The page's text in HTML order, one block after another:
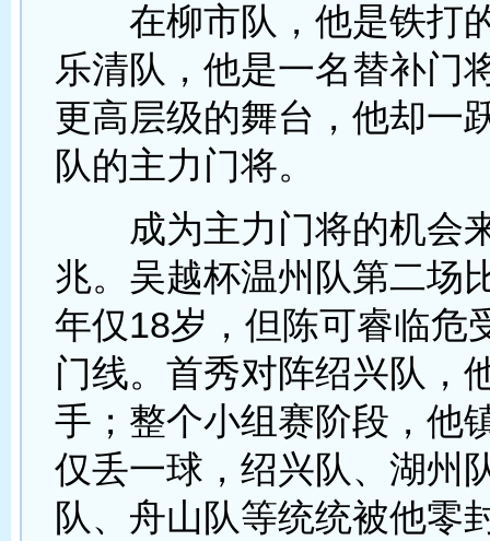
在柳市队，他是铁打
乐清队，他是一名替补门
更高层级的舞台，他却一
队的主力门将。
成为主力门将的机会
兆。吴越杯温州队第二场
年仅18岁，但陈可睿临危
门线。首秀对阵绍兴队，
手；整个小组赛阶段，他
仅丢一球，绍兴队、湖州
队、舟山队等统统被他零